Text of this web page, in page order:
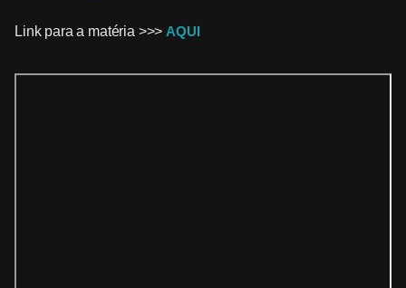
Link para a matéria >>> AQUI